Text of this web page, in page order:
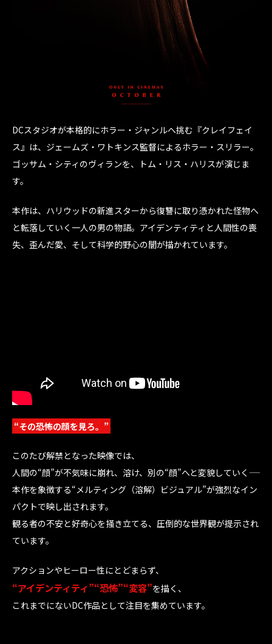
DCスタジオが本格的にホラー・ジャンルへ挑む『クレイフェイ
ス』は、ジェームズ・ワトキンス監督によるホラー・スリラー。
ゴッサム・シティのヴィランを、トム・リス・ハリスが演じま
す。
本作は、ハリウッドの新進スターから復讐に取り憑かれた怪物へ
と転落していく一人の男の物語。アイデンティティと人間性の喪
失、歪んだ愛、そして科学的野心の闇が描かれています。
“その恐怖の顔を見ろ。”
このたび解禁となった映像では、
人間の“顔”が不気味に崩れ、溶け、別の“顔”へと変貌していく――
本作を象徴する“メルティング（溶解）ビジュアル”が強烈なイン
パクトで映し出されます。
観る者の不安と好奇心を掻き立てる、圧倒的な世界観が提示され
ています。
アクションやヒーロー性にとどまらず、
“アイデンティティ”“恐怖”“変容”を描く、
これまでにないDC作品として注目を集めています。